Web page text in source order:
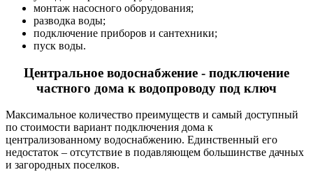
монтаж насосного оборудования;
разводка воды;
подключение приборов и сантехники;
пуск воды.
Центральное водоснабжение - подключение
частного дома к водопроводу под ключ
Максимальное количество преимуществ и самый доступный
по стоимости вариант подключения дома к
централизованному водоснабжению. Единственный его
недостаток – отсутствие в подавляющем большинстве дачных
и загородных поселков.